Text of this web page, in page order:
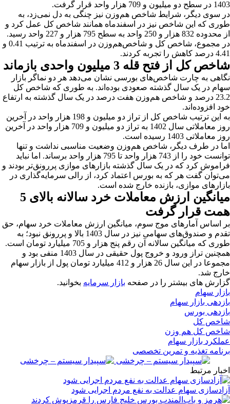
1403 در سطح دو میلیون و 709 هزار واحد قرار گرفت.
در سوی دیگر، شرایط شاخص هم‌وزن نیز چنگی به دل نمی‌زد، به
طوری که این شاخص نیز در اسفندماه همانند شاخص کل عمل کرد و
از محدوده 832 هزار و 250 واحد به سطح 795 هزار و 227 واحد رسید.
در مجموع، شاخص کل و شاخص‌هم‌وزن در اسفندماه به ترتیب 0.41 و
4.41 درصد کاهش را تجربه کردند.
شاخص کل از فتح قله 3 میلیون واحدی بازماند
نگاهی به چارت شاخص‌های بورسی نشان می‌دهد هر دو نماگر بازار
سهام در یک سال گذشته صعودی بوده‌اند. به طوری که شاخص کل
23.2 درصد و شاخص هم‌وزن هفت درصد در یک سال گذشته به ارتفاع
خود افزوده‌اند.
به این ترتیب شاخص کل از تراز دو میلیون و 198 هزار واحد در آخرین
روز معاملاتی سال 1402 به تراز دو میلیون و 709 هزار واحد در آخرین
روز معاملاتی 1403 رسیده است.
اما در طرف دیگر، شاخص هم‌وزن وضعیت مناسبی نداشت و تنها
توانست خود را از 743 هزار واحد تا 795 هزار واحد برساند. اما نباید
فراموش کرد که در یک سال گذشته بازارهای موازی پررونق‌تر بودند و
می‌توان گفت هر که به بورس اعتماد کرد، از رالی سرمایه‌گذاری در
بازارهای موازی، بازنده خارج شده است.
میانگین ارزش معاملات خرد سالانه بالای 5
همت قرار گرفت
بر اساس آمارهای موج سوم، میانگین ارزش معاملات خرد سهام، حق
تقدم و صندوق‌های سهامی نیز در سال 1403 بالا و پررونق نبود؛ به
طوری که میانگین سالانه آن رقم پنج هزار و 705 میلیارد تومان است.
همچنین تراز ورود و خروج پول حقیقی در سال 1403 منفی بود و
مجموعا در این سال 26 هزار و 412 میلیارد تومان پول از بازار سهام
خارج شد.
گزارش های بیشتر را در صفحه بازار سرمایه بخوانید.
بازار سهام
بازدهی بازار سهام
بازدهی بورس
شاخص کل
شاخص کل هم وزن
عملکرد بازار سهام
برنامه تغذیه و تمرین تخصصی
اخبار مرتبط
آزادسازی سهام عدالت به نفع مردم اجرایی شود